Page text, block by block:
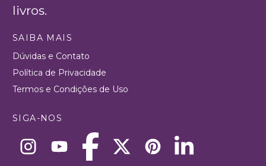
livros.
SAIBA MAIS
Dúvidas e Contato
Política de Privacidade
Termos e Condições de Uso
SIGA-NOS